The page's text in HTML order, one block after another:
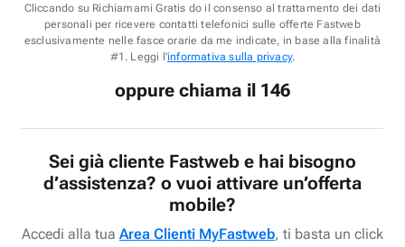
Cliccando su Richiamami Gratis do il consenso al trattamento dei dati
personali per ricevere contatti telefonici sulle offerte Fastweb
esclusivamente nelle fasce orarie da me indicate, in base alla finalità
#1. Leggi l'informativa sulla privacy.
oppure chiama il 146
Sei già cliente Fastweb e hai bisogno
d’assistenza? o vuoi attivare un’offerta
mobile?
Accedi alla tua Area Clienti MyFastweb, ti basta un click